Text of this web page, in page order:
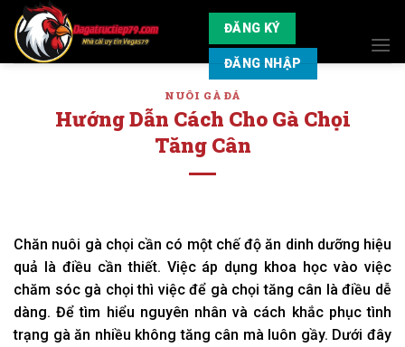
Skip
content
ĐĂNG KÝ
ĐĂNG NHẬP
NUÔI GÀ ĐÁ
Hướng Dẫn Cách Cho Gà Chọi
Tăng Cân
Chăn nuôi gà chọi cần có một chế độ ăn dinh dưỡng hiệu
quả là điều cần thiết. Việc áp dụng khoa học vào việc
chăm sóc gà chọi thì việc để gà chọi tăng cân là điều dễ
dàng. Để tìm hiểu nguyên nhân và cách khắc phục tình
trạng gà ăn nhiều không tăng cân mà luôn gầy. Dưới đây